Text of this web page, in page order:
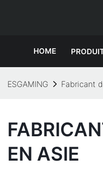
HOME
ESGAMING Fabricant
EN ASIE